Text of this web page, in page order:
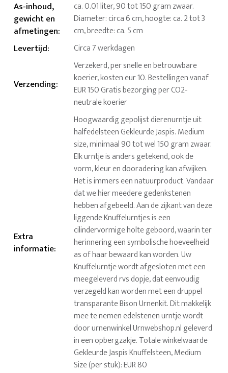
As-inhoud,
gewicht en
afmetingen:
ca. 0.01 liter, 90 tot 150 gram zwaar.
Diameter: circa 6 cm, hoogte: ca. 2 tot 3
cm, breedte: ca. 5 cm
Levertijd: Circa 7 werkdagen
Verzending:
Verzekerd, per snelle en betrouwbare
koerier, kosten eur 10. Bestellingen vanaf
EUR 150 Gratis bezorging per CO2-
neutrale koerier
Extra
informatie:
Hoogwaardig gepolijst dierenurntje uit
halfedelsteen Gekleurde Jaspis. Medium
size, minimaal 90 tot wel 150 gram zwaar.
Elk urntje is anders getekend, ook de
vorm, kleur en dooradering kan afwijken.
Het is immers een natuurproduct. Vandaar
dat we hier meedere gedenkstenen
hebben afgebeeld. Aan de zijkant van deze
liggende Knuffelurntjes is een
cilindervormige holte geboord, waarin ter
herinnering een symbolische hoeveelheid
as of haar bewaard kan worden. Uw
Knuffelurntje wordt afgesloten met een
meegeleverd rvs dopje, dat eenvoudig
verzegeld kan worden met een druppel
transparante Bison Urnenkit. Dit makkelijk
mee te nemen edelstenen urntje wordt
door urnenwinkel Urnwebshop.nl geleverd
in een opbergzakje. Totale winkelwaarde
Gekleurde Jaspis Knuffelsteen, Medium
Size (per stuk): EUR 80